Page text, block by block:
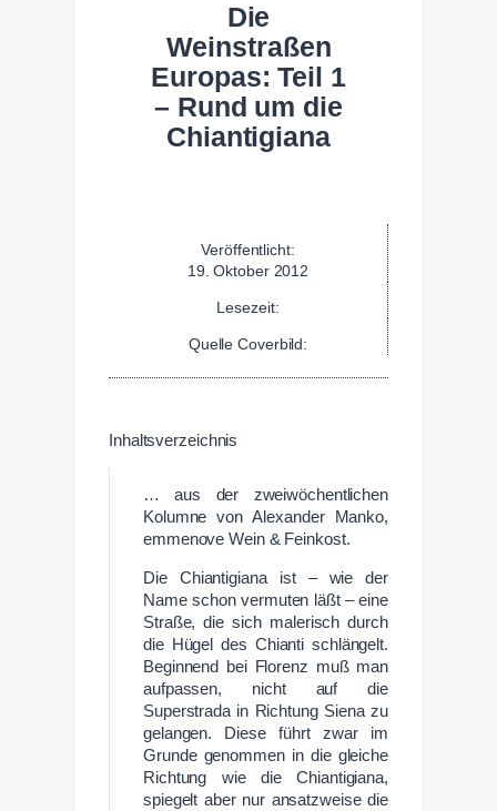
Die
Weinstraßen
Europas: Teil 1
– Rund um die
Chiantigiana
Veröffentlicht:
19. Oktober 2012
Lesezeit:
Quelle Coverbild:
Inhaltsverzeichnis
… aus der zweiwöchentlichen
Kolumne von Alexander Manko,
emmenove Wein & Feinkost.
Die Chiantigiana ist – wie der
Name schon vermuten läßt – eine
Straße, die sich malerisch durch
die Hügel des Chianti schlängelt.
Beginnend bei Florenz muß man
aufpassen, nicht auf die
Superstrada in Richtung Siena zu
gelangen. Diese führt zwar im
Grunde genommen in die gleiche
Richtung wie die Chiantigiana,
spiegelt aber nur ansatzweise die